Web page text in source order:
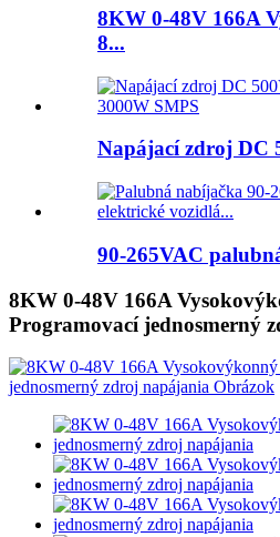
8KW 0-48V 166A
8...
Napájací zdroj DC
90-265VAC
8KW 0-48V 166A
Programovací jednosmerný